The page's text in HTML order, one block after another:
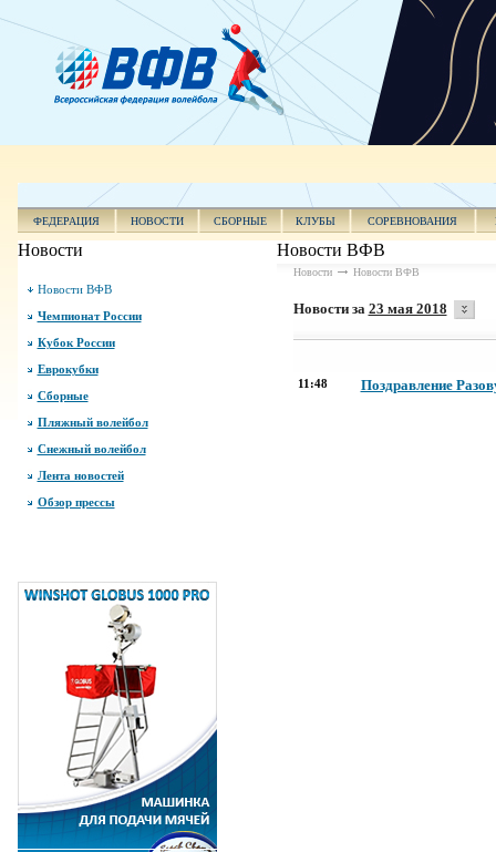
ФЕДЕРАЦИЯ НОВОСТИ СБОРНЫЕ КЛУБЫ СОРЕВНОВАНИЯ
Новости
Новости ВФВ
Чемпионат России
Кубок России
Еврокубки
Сборные
Пляжный волейбол
Снежный волейбол
Лента новостей
Обзор прессы
Новости ВФВ
Новости Новости ВФВ
Новости за 23 мая 2018
11:48 Поздравление